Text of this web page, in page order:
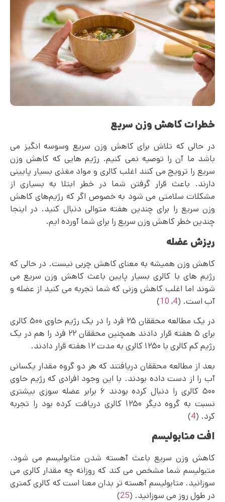
خطرات کاهش وزن سریع
در حالی که تلاش برای کاهش وزن سریع وسوسه انگیز می
باشد ما آن را توصیه نمی‌ کنیم. رژیم‌ هایی که کاهش وزن
سریع را ترویج می کنند اغلب کالری و مواد مغذی بسیار پایینی
دارند. باعث قرار گرفتن شما در خطر ابتلا به بسیاری از
مشکلات سلامتی می‌ شود به خصوص اگر که رژیم‌های کاهش
وزن سریع را برای چندین هفته متوالی دنبال کنید. در اینجا
چندین خطر کاهش وزن سریع را برای شما آورده ایم.
ریزش عضله
کاهش وزن همیشه به معنای کاهش چربی نیست. در حالی که
رژیم های با کالری بسیار پایین باعث کاهش وزن سریع می
شوند اما اغلب کاهش وزنی که شما تجربه می کنید از عضله و
آب است. (4
,
10
)
در یک مطالعه محققان ۲۵ فرد را در یک رژیم حاوی ۵۰۰ کالری
برای ۵ هفته قرار دادند همچنین محققان ۲۲ فرد را هم در یک
رژیم کم کالری با ۱۲۵۰ کالری به مدت ۱۲ هفته قرار دادند.
بعد از مطالعه محققان دریافتند که هر دو گروه مقدار یکسانی
آب را از دست داده بودند. با این وجود افرادی که رژیم حاوی
۵۰۰ کالری را دنبال کرده بودند ۶ برابر عضله سوزی بیشتری
نسبت به گروه دیگر ۱۲۵۰ کالری دریافت کرده بود را تجربه
کرد. (4
)
افت متابولیسم
کاهش وزن سریع باعث آهسته شدن متابولیسم می شود.
متبولیسم شما مشخص می کند که روزانه چه مقدار کالری می‌
سوزانید. متابولیسم آهسته تر بدان معنا است که کالری کمتری
در طول روز می‌ سوزانید. (25
)